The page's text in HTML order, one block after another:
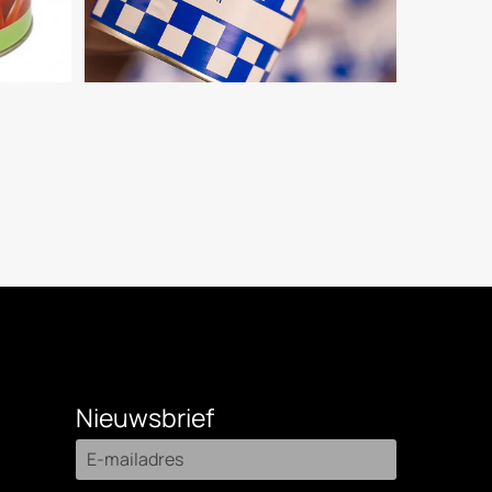
Nieuwsbrief